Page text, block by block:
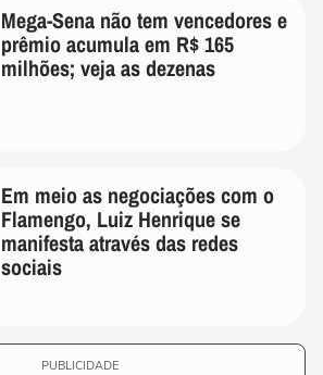
Mega-Sena não tem vencedores e
prêmio acumula em R$ 165
milhões; veja as dezenas
Em meio as negociações com o
Flamengo, Luiz Henrique se
manifesta através das redes
sociais
PUBLICIDADE